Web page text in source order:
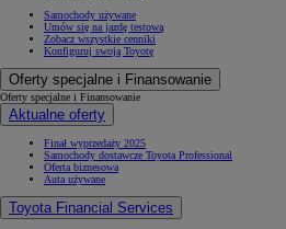
Samochody używane
Umów się na jazdę testową
Zobacz wszystkie cenniki
Konfiguruj swoją Toyotę
Oferty specjalne i Finansowanie
Oferty specjalne i Finansowanie
Aktualne oferty
Finał wyprzedaży 2025
Samochody dostawcze Toyota Professional
Oferta biznesowa
Auta używane
Toyota Financial Services